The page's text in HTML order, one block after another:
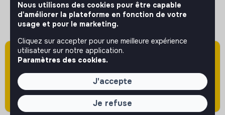
Attention cette annonce a été publiée il y a
plus de 60 jours (le 30/01/2026) et est sans
doute expirée ou non mise à jour.
SUIVEZ-NOUS
Nous utilisons des cookies pour être capable
d'améliorer la plateforme en fonction de votre
usage et pour le marketing.
Cliquez sur accepter pour une meilleure expérience
utilisateur sur notre application.
Paramètres des cookies.
J'accepte
Je refuse